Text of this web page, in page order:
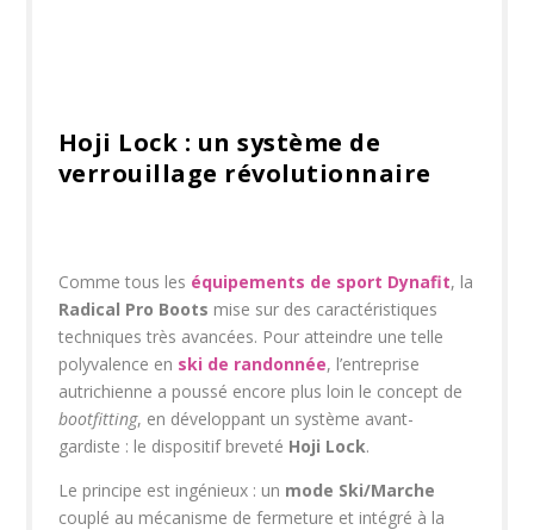
Hoji Lock : un système de
verrouillage révolutionnaire
Comme tous les équipements de sport Dynafit, la
Radical Pro Boots mise sur des caractéristiques
techniques très avancées. Pour atteindre une telle
polyvalence en ski de randonnée, l’entreprise
autrichienne a poussé encore plus loin le concept de
bootfitting, en développant un système avant-
gardiste : le dispositif breveté Hoji Lock.
Le principe est ingénieux : un mode Ski/Marche
couplé au mécanisme de fermeture et intégré à la